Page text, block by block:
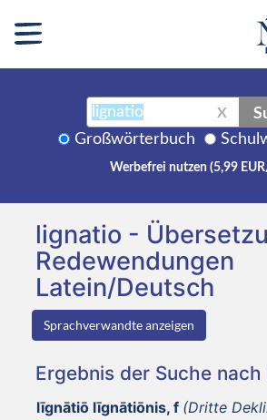
X
Großwörterbuch
Werbefrei nutzen (5,99
lignatio -
Redewendungen
Latein/Deutsch
Sprachverwandte anzeigen
Ergebnis der Suche nach
līgnātiō līgnātiōnis, f (Dritte